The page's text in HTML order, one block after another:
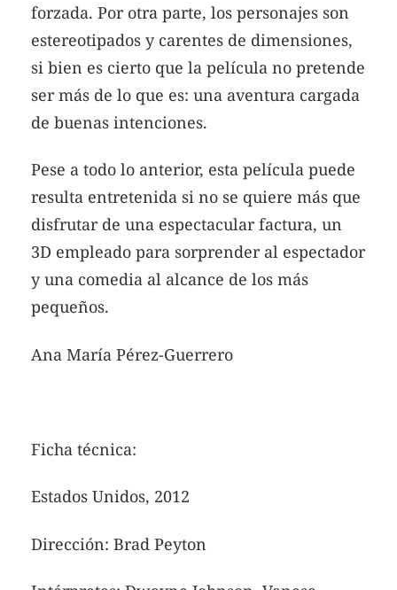
forzada. Por otra parte, los personajes son
estereotipados y carentes de dimensiones,
si bien es cierto que la película no pretende
ser más de lo que es: una aventura cargada
de buenas intenciones.
Pese a todo lo anterior, esta película puede
resulta entretenida si no se quiere más que
disfrutar de una espectacular factura, un
3D empleado para sorprender al espectador
y una comedia al alcance de los más
pequeños.
Ana María Pérez-Guerrero
Ficha técnica:
Estados Unidos, 2012
Dirección: Brad Peyton